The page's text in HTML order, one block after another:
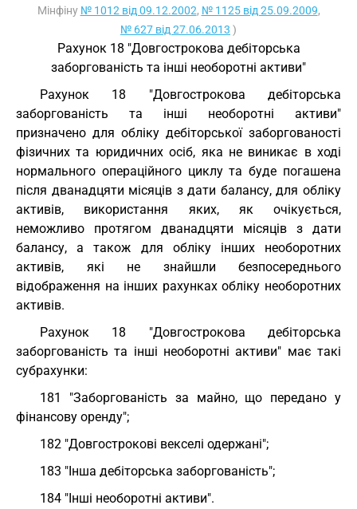
Мінфіну № 1012 від 09.12.2002, № 1125 від 25.09.2009,
№ 627 від 27.06.2013 )
Рахунок 18 "Довгострокова дебіторська
заборгованість та інші необоротні активи"
Рахунок 18 "Довгострокова дебіторська
заборгованість та інші необоротні активи"
призначено для обліку дебіторської заборгованості
фізичних та юридичних осіб, яка не виникає в ході
нормального операційного циклу та буде погашена
після дванадцяти місяців з дати балансу, для обліку
активів, використання яких, як очікується,
неможливо протягом дванадцяти місяців з дати
балансу, а також для обліку інших необоротних
активів, які не знайшли безпосереднього
відображення на інших рахунках обліку необоротних
активів.
Рахунок 18 "Довгострокова дебіторська
заборгованість та інші необоротні активи" має такі
субрахунки:
181 "Заборгованість за майно, що передано у
фінансову оренду";
182 "Довгострокові векселі одержані";
183 "Інша дебіторська заборгованість";
184 "Інші необоротні активи".